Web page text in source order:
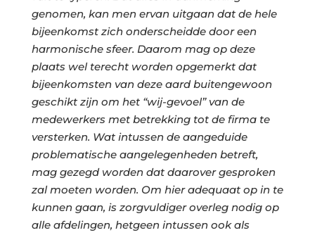
genomen, kan men ervan uitgaan dat de hele
bijeenkomst zich onderscheidde door een
harmonische sfeer. Daarom mag op deze
plaats wel terecht worden opgemerkt dat
bijeenkomsten van deze aard buitengewoon
geschikt zijn om het “wij-gevoel” van de
medewerkers met betrekking tot de firma te
versterken. Wat intussen de aangeduide
problematische aangelegenheden betreft,
mag gezegd worden dat daarover gesproken
zal moeten worden. Om hier adequaat op in te
kunnen gaan, is zorgvuldiger overleg nodig op
alle afdelingen, hetgeen intussen ook als